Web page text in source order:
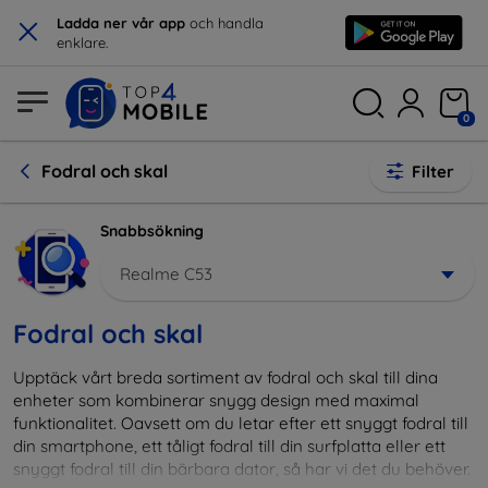
× Ladda ner vår app och handla
enklare.
0
Fodral och skal Filter
Snabbsökning
Realme C53
Fodral och skal
Upptäck vårt breda sortiment av fodral och skal till dina
enheter som kombinerar snygg design med maximal
funktionalitet. Oavsett om du letar efter ett snyggt fodral till
din smartphone, ett tåligt fodral till din surfplatta eller ett
snyggt fodral till din bärbara dator, så har vi det du behöver.